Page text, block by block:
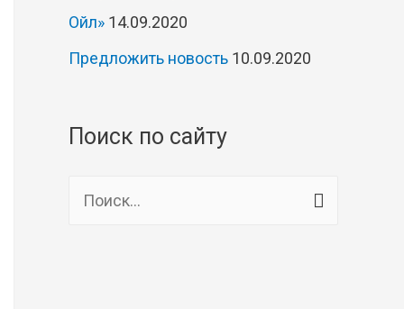
Ойл» 14.09.2020
Предложить новость 10.09.2020
Поиск по сайту